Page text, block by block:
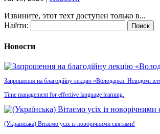
Извините, этот техт доступен только в...
Найти:
Новости
Запрошення на благодійну лекцію «Володарки. Невідомі
Time management for effective language learning.
(Українська) Вітаємо усіх із новорічними святами!